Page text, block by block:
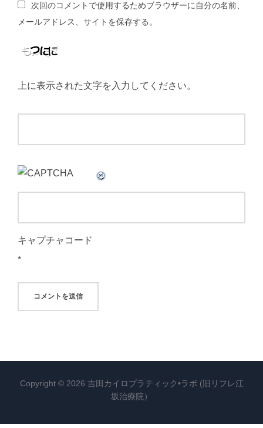
次回のコメントで使用するためブラウザーに自分の名前、
メールアドレス、サイトを保存する。
上に表示された文字を入力してください。
キャプチャコード
*
Copyright © 2026 吉田カイロプラティック•ラボ (旧リフレ江
坂治療院）